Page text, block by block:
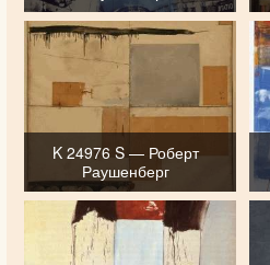
K 24976 S — Роберт
Раушенберг